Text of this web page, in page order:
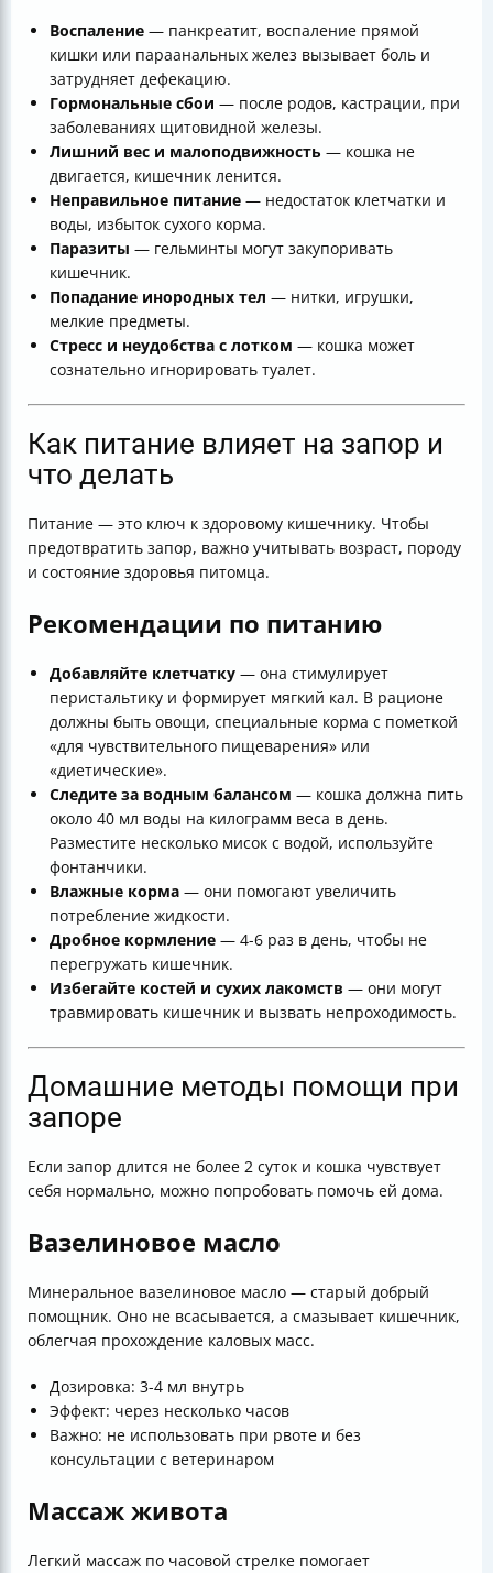
Воспаление — панкреатит, воспаление прямой
кишки или параанальных желез вызывает боль и
затрудняет дефекацию.
Гормональные сбои — после родов, кастрации, при
заболеваниях щитовидной железы.
Лишний вес и малоподвижность — кошка не
двигается, кишечник ленится.
Неправильное питание — недостаток клетчатки и
воды, избыток сухого корма.
Паразиты — гельминты могут закупоривать
кишечник.
Попадание инородных тел — нитки, игрушки,
мелкие предметы.
Стресс и неудобства с лотком — кошка может
сознательно игнорировать туалет.
Как питание влияет на запор и
что делать
Питание — это ключ к здоровому кишечнику. Чтобы
предотвратить запор, важно учитывать возраст, породу
и состояние здоровья питомца.
Рекомендации по питанию
Добавляйте клетчатку — она стимулирует
перистальтику и формирует мягкий кал. В рационе
должны быть овощи, специальные корма с пометкой
«для чувствительного пищеварения» или
«диетические».
Следите за водным балансом — кошка должна пить
около 40 мл воды на килограмм веса в день.
Разместите несколько мисок с водой, используйте
фонтанчики.
Влажные корма — они помогают увеличить
потребление жидкости.
Дробное кормление — 4-6 раз в день, чтобы не
перегружать кишечник.
Избегайте костей и сухих лакомств — они могут
травмировать кишечник и вызвать непроходимость.
Домашние методы помощи при
запоре
Если запор длится не более 2 суток и кошка чувствует
себя нормально, можно попробовать помочь ей дома.
Вазелиновое масло
Минеральное вазелиновое масло — старый добрый
помощник. Оно не всасывается, а смазывает кишечник,
облегчая прохождение каловых масс.
Дозировка: 3-4 мл внутрь
Эффект: через несколько часов
Важно: не использовать при рвоте и без
консультации с ветеринаром
Массаж живота
Легкий массаж по часовой стрелке помогает